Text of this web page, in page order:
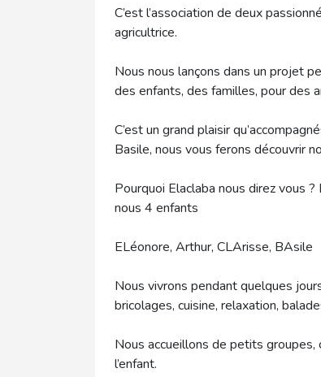
C’est l’association de deux
agricultrice.
Nous nous lançons dans un projet
des enfants, des familles, pour des
C’est un grand plaisir
Basile, nous vous ferons découvrir
Pourquoi Elaclaba nous direz vous ?
nous 4 enfants
ELéonore, Arthur, CLArisse, BAsile
Nous vivrons pendant quelques
bricolages, cuisine, relaxation,
Nous accueillons de petits
l’enfant.